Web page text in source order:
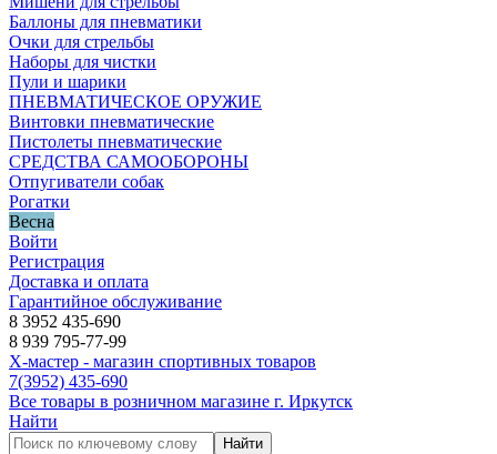
Баллоны для пневматики
Очки для стрельбы
Наборы для чистки
Пули и шарики
ПНЕВМАТИЧЕСКОЕ ОРУЖИЕ
Винтовки пневматические
Пистолеты пневматические
СРЕДСТВА САМООБОРОНЫ
Отпугиватели собак
Рогатки
Весна
Войти
Регистрация
Доставка и оплата
Гарантийное обслуживание
8 3952 435-690
8 939 795-77-99
Х-мастер - магазин спортивных товаров
7(3952) 435-690
Все товары в розничном магазине г. Иркутск
Найти
Найти